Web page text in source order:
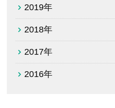
2019年
2018年
2017年
2016年